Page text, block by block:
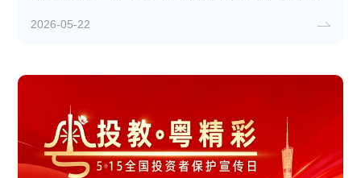
仓储（上海）有限公司分获上海国际能源交易
2026-05-22